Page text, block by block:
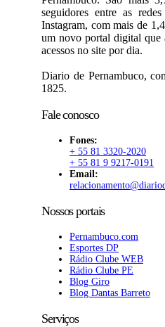
seguidores entre as
Instagram, com mais de
um novo portal digital que
acessos no site por dia.
Diario de Pernambuco,
1825.
Fale conosco
Fones:
+ 55 81 3320-2020
+ 55 81 9 9217-0191
Email:
Nossos portais
Pernambuco.com
Esportes DP
Rádio Clube WEB
Rádio Clube PE
Blog Giro
Blog Dantas Barreto
Serviços